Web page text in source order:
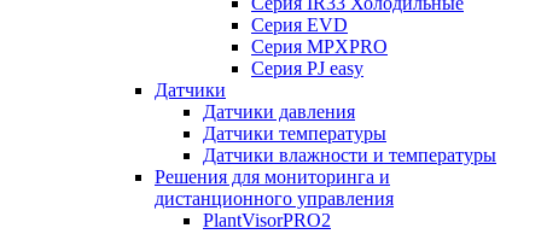
Серия EVD
Серия MPXPRO
Серия PJ easy
Датчики
Датчики давления
Датчики температуры
Датчики влажности и температуры
Решения для мониторинга и
дистанционного управления
PlantVisorPRO2